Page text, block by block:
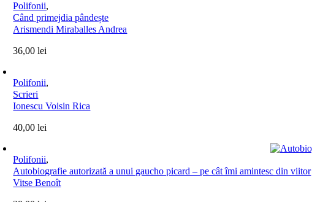
Polifonii,
Când primejdia pândește
Arismendi Miraballes Andrea
36,00lei
Polifonii,
Scrieri
Ionescu Voisin Rica
40,00lei
Polifonii,
Autobiografie autorizată a unui gaucho picard – pe cât îmi amintesc din viitor
Vitse Benoît